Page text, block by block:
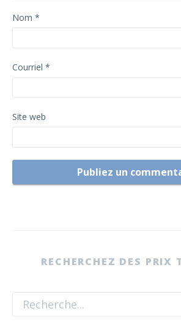
Nom *
Courriel *
Site web
RECHERCHEZ DES PRIX